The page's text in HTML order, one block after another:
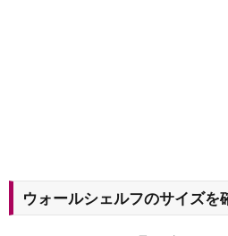
ウォールシェルフのサイズを